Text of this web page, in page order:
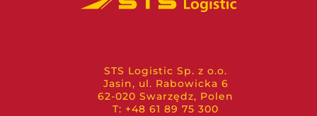
STS Logistic Sp. z o.o.
Jasin, ul. Rabowicka 6
62-020 Swarzędz, Polen
T: +48 61 89 75 300